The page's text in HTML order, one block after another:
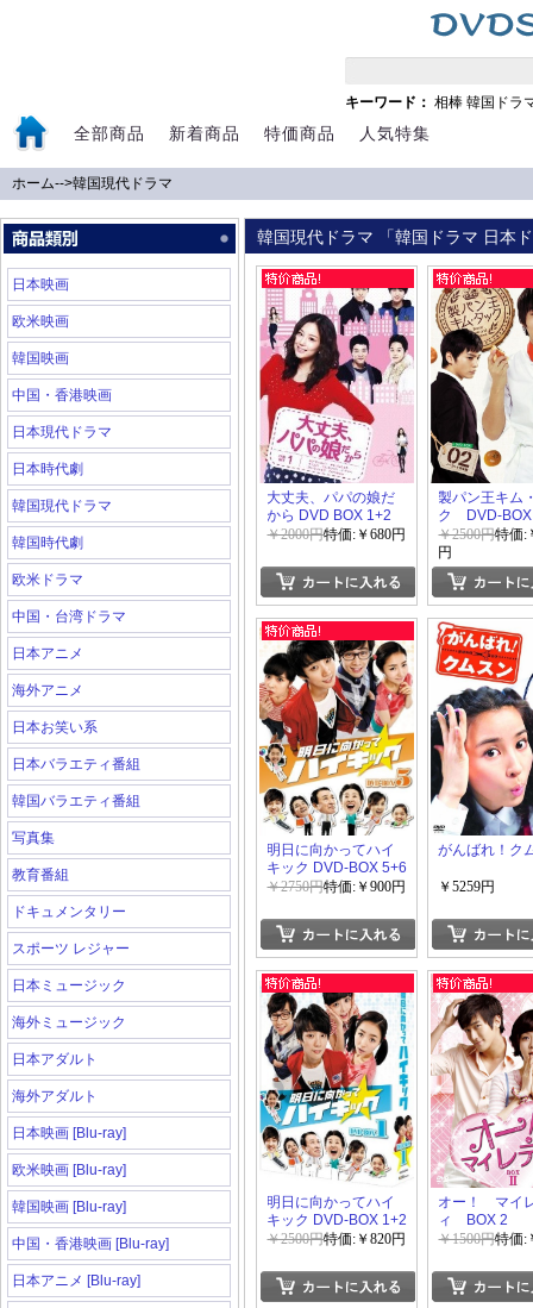
キーワード： 相棒 韓国ドラ
全部商品 新着商品 特価商品 人気特集
ホーム-->韓国現代ドラマ
日本映画
欧米映画
韓国映画
中国・香港映画
日本現代ドラマ
日本時代劇
韓国現代ドラマ
韓国時代劇
欧米ドラマ
中国・台湾ドラマ
日本アニメ
海外アニメ
日本お笑い系
日本バラエティ番組
韓国バラエティ番組
写真集
教育番組
ドキュメンタリー
スポーツ レジャー
日本ミュージック
海外ミュージック
日本アダルト
海外アダルト
日本映画 [Blu-ray]
欧米映画 [Blu-ray]
韓国映画 [Blu-ray]
中国・香港映画 [Blu-ray]
日本アニメ [Blu-ray]
韓国現代ドラマ 「韓国ドラマ 日本
大丈夫、パパの娘だ
から DVD BOX 1+2
￥2000円特価:￥680円
製パン王キム
ク DVD-
￥2500円特価:
円
明日に向かってハイ
キック DVD-BOX 5+6
￥2750円特価:￥900円
がんばれ！ク
￥5259円
明日に向かってハイ
キック DVD-BOX 1+2
￥2500円特価:￥820円
オー！ マイ
ィ BOX 2
￥1500円特価: